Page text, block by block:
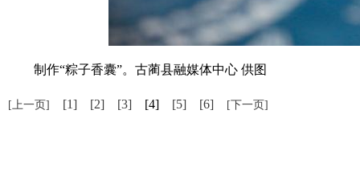
制作“粽子香囊”。古蔺县融媒体中心 供图
[上一页] [1] [2] [3] [4] [5] [6] [下一页]